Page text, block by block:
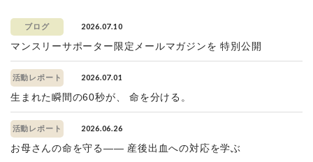
ブログ 2026.07.10
マンスリーサポーター限定メールマガジンを 特別公開
活動レポート 2026.07.01
生まれた瞬間の60秒が、 命を分ける。
活動レポート 2026.06.26
お母さんの命を守る—— 産後出血への対応を学ぶ